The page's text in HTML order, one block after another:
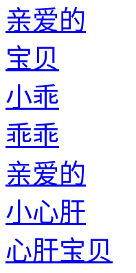
亲爱的
宝贝
小乖
乖乖
亲爱的
小心肝
心肝宝贝